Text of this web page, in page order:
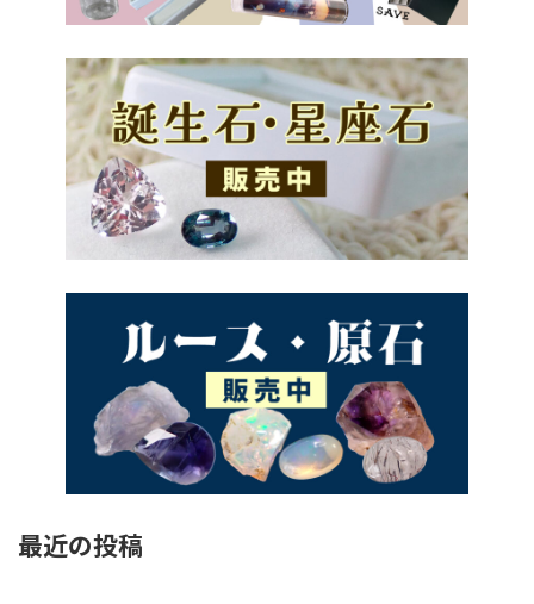
最近の投稿